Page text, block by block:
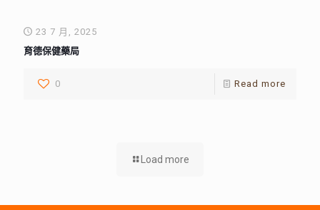
23 7 月, 2025
育德保健藥局
0 Read more
Load more